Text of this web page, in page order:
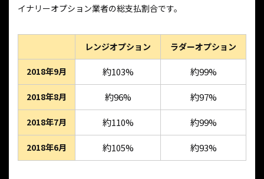
イナリーオプション業者の総支払割合です。
レンジオプション ラダーオプション
2018年9月 約103% 約99%
2018年8月 約96% 約97%
2018年7月 約110% 約99%
2018年6月 約105% 約93%